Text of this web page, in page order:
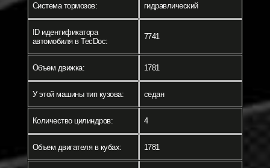
Система тормозов: гидравлический
ID идентификатора
автомобиля в TecDoc:
7741
Объем движка: 1781
У этой машины тип кузова: седан
Количество цилиндров: 4
Объем двигателя в кубах: 1781